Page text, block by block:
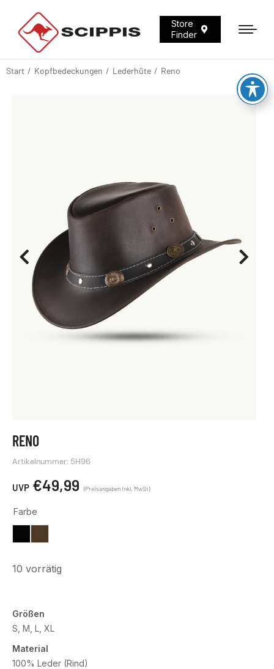
Store
Finder
Sie befinden sich hier:
Start Kopfbedeckungen Lederhüte Reno
RENO
Artikelnummer: 5H96
€49,99
Farbe
10 vorrätig
Größen
S, M, L, XL
Material
100% Leder (Rind)